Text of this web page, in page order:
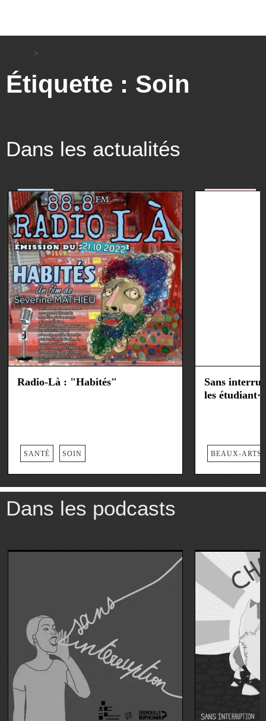
>
Étiquette : Soin
Dans les actualités
Radio-Là : "Habités"
SANTÉ SOIN
Sans
les
BEAUX-ARTS
Dans les podcasts